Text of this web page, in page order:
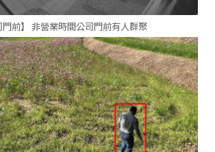
門前】 非營業時間公司門前有人群聚